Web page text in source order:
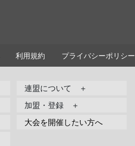
利用規約 プライバシーポリシー
連盟について ＋
加盟・登録 ＋
大会を開催したい方へ